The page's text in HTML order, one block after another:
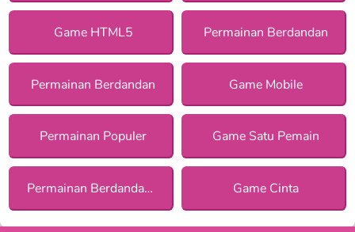
Game HTML5 Permainan Berdandan
Permainan Berdandan Game Mobile
Permainan Populer Game Satu Pemain
Permainan Berdandan Tematik bagi Anak Perempuan Game Cinta